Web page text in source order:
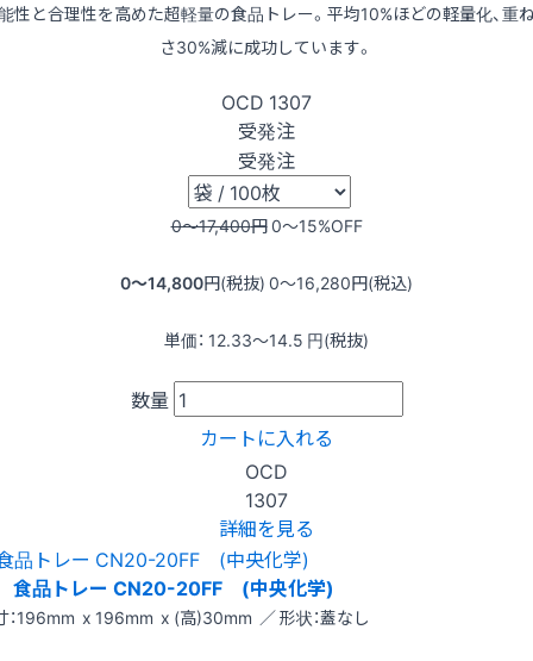
性と合理性を高めた超軽量の食品トレー。平均10%ほどの軽量化、重
さ30%減に成功しています。
OCD 1307
受発注
受発注
0〜17,400円0〜15%OFF
0〜14,800円(税抜) 0〜16,280円(税込)
単価： 12.33〜14.5 円(税抜)
数量
カートに入れる
OCD
1307
詳細を見る
食品トレー CN20-20FF (中央化学)
：196mm x 196mm x (高)30mm ／ 形状：蓋なし